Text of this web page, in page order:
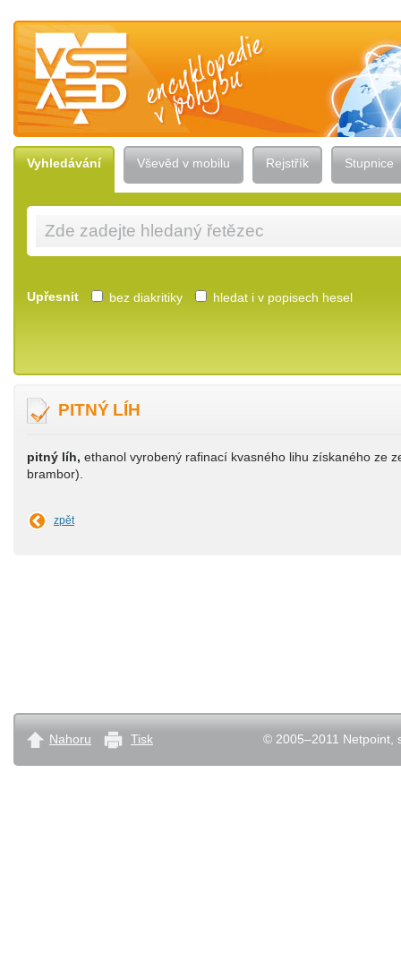
Vševěd — encyklopedie v pohybu
Vyhledávání Vševěd v mobilu Rejstřík Stupnice
Upřesnit bez diakritiky hledat i v popisech hesel
PITNÝ LÍH
pitný líh, ethanol vyrobený rafinací kvasného lihu získaného ze
brambor).
zpět
© 2005–2011 Netpoint,
Nahoru Tisk